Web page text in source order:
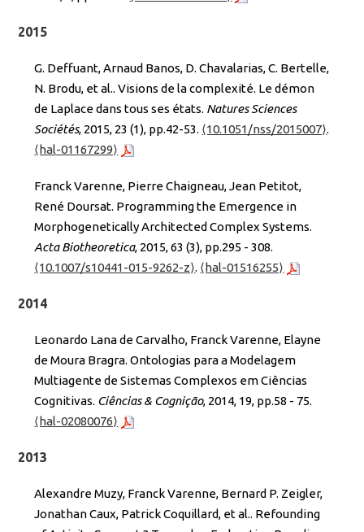
2015
G. Deffuant, Arnaud Banos, D. Chavalarias, C. Bertelle,
N. Brodu, et al.. Visions de la complexité. Le démon
de Laplace dans tous ses états. Natures Sciences
Sociétés, 2015, 23 (1), pp.42-53. ⟨10.1051/nss/2015007⟩.
⟨hal-01167299⟩
Franck Varenne, Pierre Chaigneau, Jean Petitot,
René Doursat. Programming the Emergence in
Morphogenetically Architected Complex Systems.
Acta Biotheoretica, 2015, 63 (3), pp.295 - 308.
⟨10.1007/s10441-015-9262-z⟩. ⟨hal-01516255⟩
2014
Leonardo Lana de Carvalho, Franck Varenne, Elayne
de Moura Bragra. Ontologias para a Modelagem
Multiagente de Sistemas Complexos em Ciências
Cognitivas. Ciências & Cognição, 2014, 19, pp.58 - 75.
⟨hal-02080076⟩
2013
Alexandre Muzy, Franck Varenne, Bernard P. Zeigler,
Jonathan Caux, Patrick Coquillard, et al.. Refounding